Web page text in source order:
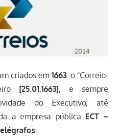
criados em 1663: o “Correio-
[25.01.1663], e sempre
do Executivo, até
a empresa pública ECT –
.